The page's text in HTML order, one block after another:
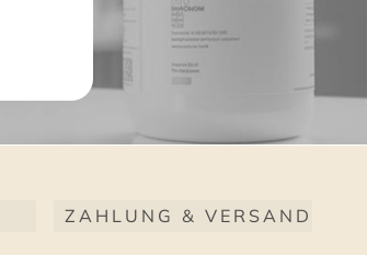
ZAHLUNG & VERSAND